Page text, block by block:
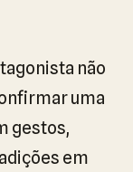
não
uma
gestos,
em